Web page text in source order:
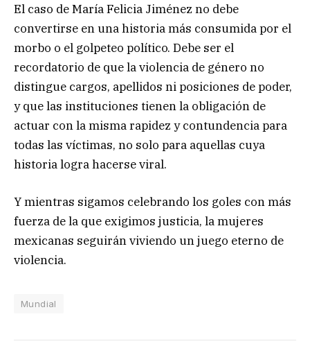
El caso de María Felicia Jiménez no debe
convertirse en una historia más consumida por el
morbo o el golpeteo político. Debe ser el
recordatorio de que la violencia de género no
distingue cargos, apellidos ni posiciones de poder,
y que las instituciones tienen la obligación de
actuar con la misma rapidez y contundencia para
todas las víctimas, no solo para aquellas cuya
historia logra hacerse viral.
Y mientras sigamos celebrando los goles con más
fuerza de la que exigimos justicia, la mujeres
mexicanas seguirán viviendo un juego eterno de
violencia.
Mundial